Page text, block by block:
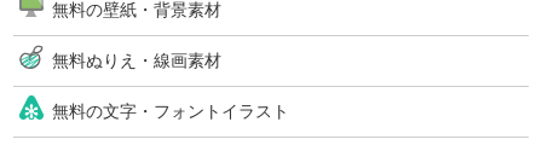
無料の壁紙・背景素材
無料ぬりえ・線画素材
無料の文字・フォントイラスト